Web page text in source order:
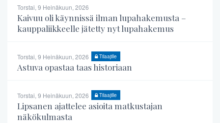
Torstai, 9 Heinäkuun, 2026
Kaivuu oli käynnissä ilman lupahakemusta –
kauppaliikkeelle jätetty nyt lupahakemus
Torstai, 9 Heinäkuun, 2026 Tilaajille
Astuva opastaa taas historiaan
Torstai, 9 Heinäkuun, 2026 Tilaajille
Lipsanen ajattelee asioita matkustajan
näkökulmasta